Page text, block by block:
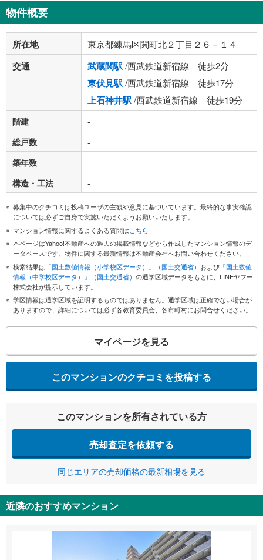
物件概要
所在地 東京都練馬区関町北２丁目２６－１４
交通 武蔵関駅/西武鉄道新宿線 徒歩2分
東伏見駅/西武鉄道新宿線 徒歩17分
上石神井駅/西武鉄道新宿線 徒歩19分
階建
-
総戸数
-
築年数
-
構造・工法
-
募集中のクチコミは投稿ユーザの主観や意見に基づいています。最終的な事実確認
については必ずご自身で実施いただくようお願いいたします。
マンション情報に関するよくある質問はこちら
本ページはYahoo!不動産への過去の掲載情報などから作成したマンション情報のデ
ータベースです。物件に関する最新情報は不動産会社へお問い合わせください。
検索結果は 「国土数値情報（小学校区データ）」（国土交通省） および 「国土数値
情報（中学校区データ）」（国土交通省） の通学区域データをもとに、LINEヤフー
株式会社が提示しています。
学区情報は通学区域を証明するものではありません。通学区域は正確でない場合が
ありますので、詳細については必ず各教育委員会、各市町村にお問合せください。
マイページを見る
このマンションのクチコミを投稿する
このマンションを所有されている方
売却査定を依頼する
同じエリアの売却価格の最新相場を見る
近隣のおすすめマンション